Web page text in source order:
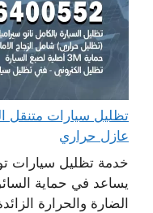
عازل حراري
خدمة تظليل سيارات
يساعد في حماية
الضارة والحرارة